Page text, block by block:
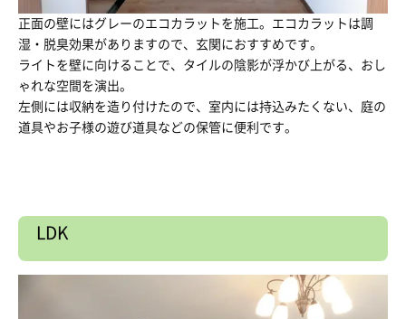
正面の壁にはグレーのエコカラットを施工。エコカラットは調
湿・脱臭効果がありますので、玄関におすすめです。
ライトを壁に向けることで、タイルの陰影が浮かび上がる、おし
ゃれな空間を演出。
左側には収納を造り付けたので、室内には持込みたくない、庭の
道具やお子様の遊び道具などの保管に便利です。
LDK